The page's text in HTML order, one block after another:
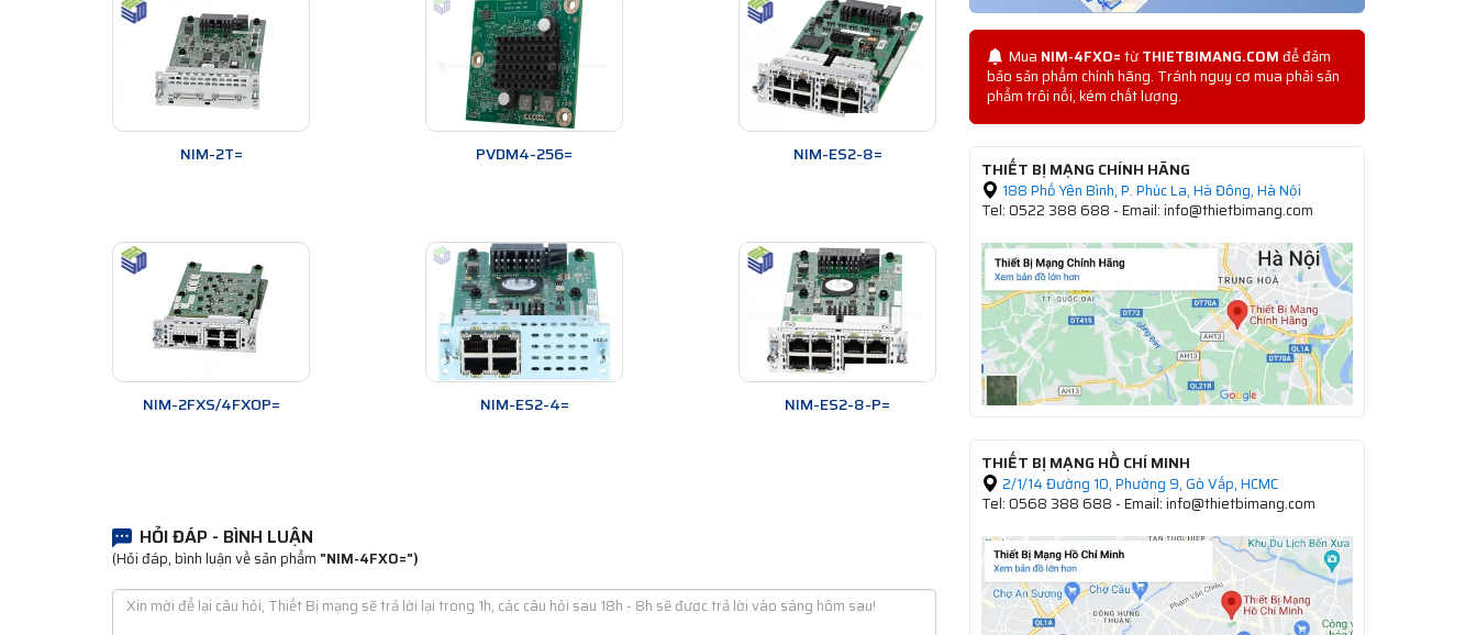
NIM-2T= PVDM4-256= NIM-ES2-8=
NIM-2FXS/4FXOP= NIM-ES2-4= NIM-ES2-8-P=
HỎI ĐÁP - BÌNH LUẬN
(Hỏi đáp, bình luận về sản phẩm "NIM-4FXO=")
Mua NIM-4FXO=từTHIETBIMANG.COMđể đảm
bảo sản phẩm chính hãng. Tránh nguy cơ mua phải sản
phẩm trôi nổi, kém chất lượng.
THIẾT BỊ MẠNG CHÍNH HÃNG
188 Phố Yên Bình, P. Phúc La, Hà Đông, Hà Nội
Tel: 0522 388 688 - Email: info@thietbimang.com
THIẾT BỊ MẠNG HỒ CHÍ MINH
2/1/14 Đường 10, Phường 9, Gò Vấp, HCMC
Tel: 0568 388 688 - Email: info@thietbimang.com